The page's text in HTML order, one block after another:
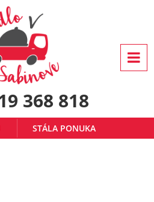
368 818
STÁLA PONUKA